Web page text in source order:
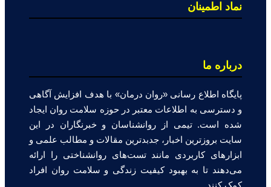
نماد اطمینان
درباره ما
پایگاه اطلاع رسانی «روان درمان» با هدف افزایش آگاهی
و دسترسی به اطلاعات معتبر در حوزه سلامت روان ایجاد
شده است. تیمی از روانشناسان و خبرنگاران در این
سایت بروزترین اخبار، جدبدترین مقالات و مطالب علمی و
ابزارهای کاربردی مانند تست‌های روانشناختی را ارائه
می‌دهند تا به بهبود کیفیت زندگی و سلامت روان افراد